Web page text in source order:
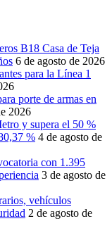
B18 Casa de Teja
6 de agosto de 2026
para la Línea 1
porte de armas en
2026
y supera el 50 %
% 4 de agosto de
con 1.395
3 de agosto de
vehículos
2 de agosto de